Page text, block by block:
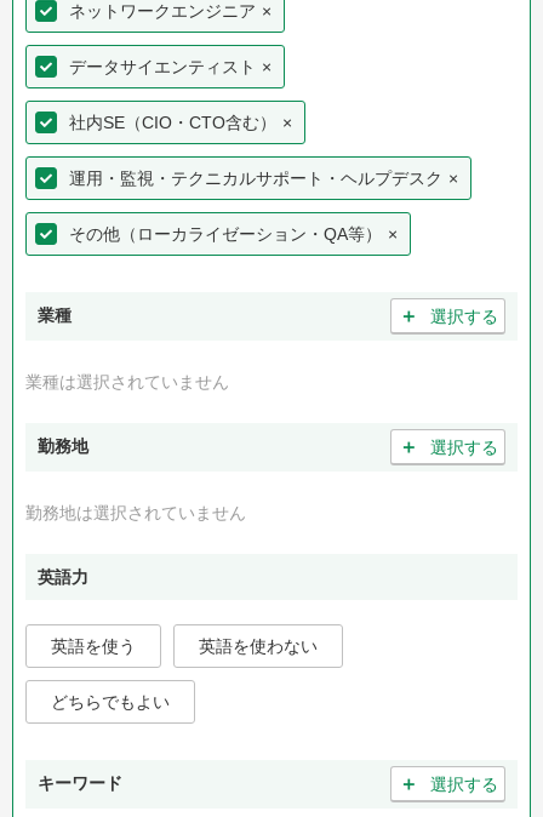
ネットワークエンジニア ×
データサイエンティスト ×
社内SE（CIO・CTO含む） ×
運用・監視・テクニカルサポート・ヘルプデスク ×
その他（ローカライゼーション・QA等） ×
業種 ＋ 選択する
業種は選択されていません
勤務地 ＋ 選択する
勤務地は選択されていません
英語力
英語を使う 英語を使わない
どちらでもよい
キーワード ＋ 選択する